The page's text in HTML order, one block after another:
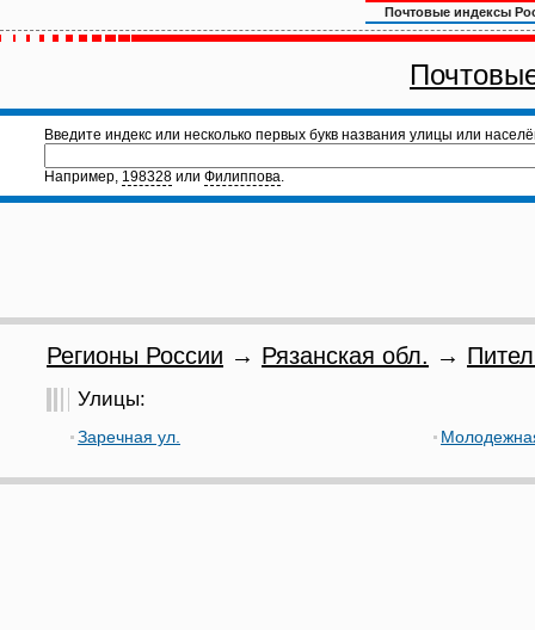
Почтовые индексы
Введите индекс или несколько первых букв названия улицы или
Например, 198328 или Филиппова.
Регионы России → Рязанская обл. →
Улицы:
Заречная ул.